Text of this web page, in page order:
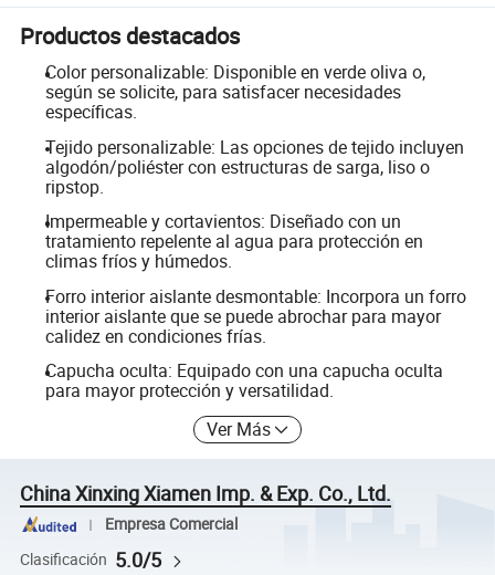
Productos destacados
Color personalizable: Disponible en verde oliva o,
según se solicite, para satisfacer necesidades
específicas.
Tejido personalizable: Las opciones de tejido incluyen
algodón/poliéster con estructuras de sarga, liso o
ripstop.
Impermeable y cortavientos: Diseñado con un
tratamiento repelente al agua para protección en
climas fríos y húmedos.
Forro interior aislante desmontable: Incorpora un forro
interior aislante que se puede abrochar para mayor
calidez en condiciones frías.
Capucha oculta: Equipado con una capucha oculta
para mayor protección y versatilidad.
Ver Más
China Xinxing Xiamen Imp. & Exp. Co., Ltd.
Empresa Comercial
Clasificación 5.0/5